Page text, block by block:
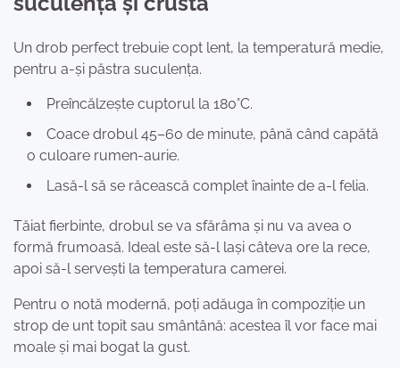
Un drob perfect trebuie copt lent, la temperatură medie,
pentru a-și păstra suculența.
Preîncălzește cuptorul la 180°C.
Coace drobul 45–60 de minute, până când capătă
o culoare rumen-aurie.
Lasă-l să se răcească complet înainte de a-l felia.
Tăiat fierbinte, drobul se va sfărâma și nu va avea o
formă frumoasă. Ideal este să-l lași câteva ore la rece,
apoi să-l servești la temperatura camerei.
Pentru o notă modernă, poți adăuga în compoziție un
strop de unt topit sau smântână: acestea îl vor face mai
moale și mai bogat la gust.